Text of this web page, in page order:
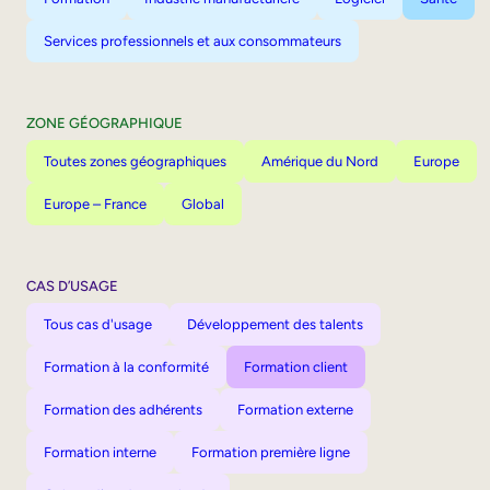
Services professionnels et aux consommateurs
ZONE GÉOGRAPHIQUE
Toutes zones géographiques Amérique du Nord Europe
Europe – France Global
CAS D’USAGE
Tous cas d'usage Développement des talents
Formation à la conformité Formation client
Formation des adhérents Formation externe
Formation interne Formation première ligne